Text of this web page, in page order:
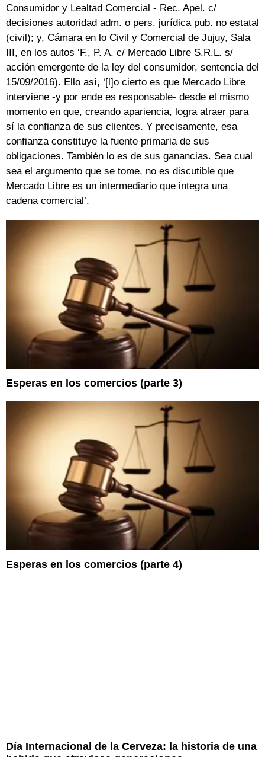
Consumidor y Lealtad Comercial - Rec. Apel. c/
decisiones autoridad adm. o pers. jurídica pub. no estatal
(civil); y, Cámara en lo Civil y Comercial de Jujuy, Sala
III, en los autos ‘F., P. A. c/ Mercado Libre S.R.L. s/
acción emergente de la ley del consumidor, sentencia del
15/09/2016). Ello así, ‘[l]o cierto es que Mercado Libre
interviene -y por ende es responsable- desde el mismo
momento en que, creando apariencia, logra atraer para
sí la confianza de sus clientes. Y precisamente, esa
confianza constituye la fuente primaria de sus
obligaciones. También lo es de sus ganancias. Sea cual
sea el argumento que se tome, no es discutible que
Mercado Libre es un intermediario que integra una
cadena comercial’.
Esperas en los comercios (parte 3)
Esperas en los comercios (parte 4)
Día Internacional de la Cerveza: la historia de una